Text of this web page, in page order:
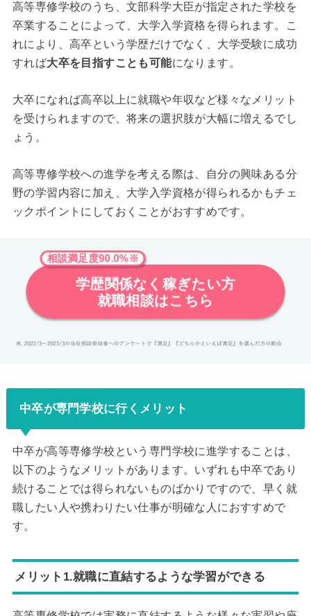
高等専修学校のうち、文部科学大臣が指定された学校を
卒業することによって、大学入学資格を得られます。こ
れにより、高卒という学歴だけでなく、大学受験に成功
すれば大卒を目指すことも可能になります。
大卒になれば高卒以上に就職や年収など様々なメリット
を受けられますので、将来の選択肢が大幅に増えるでし
ょう。
高等専修学校への進学を考える際は、自分の興味ある分
野の学習内容に加え、大学入学資格が得られるかもチェ
ックポイントにしておくことがおすすめです。
相談満足度90.0%※
学歴関係なく稼ぎたい方
就職相談はこちら
中卒が専門学校に行くメリット
中卒が高等専修学校という専門学校に進学することは、
以下のようなメリットがあります。いずれも中卒であり
続けることでは得られないものばかりですので、早く就
職したい人や携わりたい仕事が明確な人におすすめで
す。
メリット1.就職に直結するような学習ができる